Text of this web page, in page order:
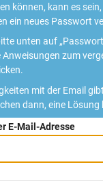
können, kann es
ein neues Passwort
unten auf
Anweisungen zum
mit der Email
dann, eine
E-Mail-Adresse